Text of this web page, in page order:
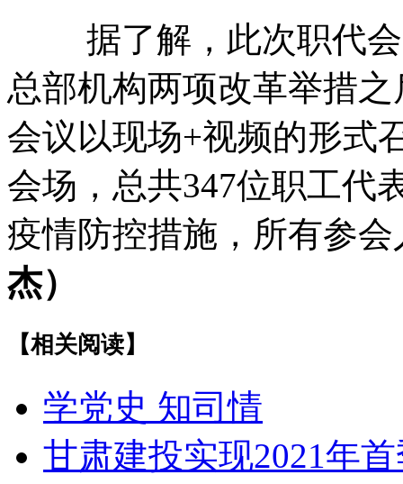
据了解，此次职代会
总部机构两项改革举措
会议以现场+视频的形式
会场，总共347位职工代
疫情防控措施，所有参
杰）
【相关阅读】
学党史 知司情
甘肃建投实现2021年